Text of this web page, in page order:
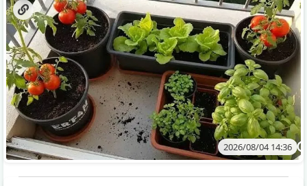
2026/08/04 14:36